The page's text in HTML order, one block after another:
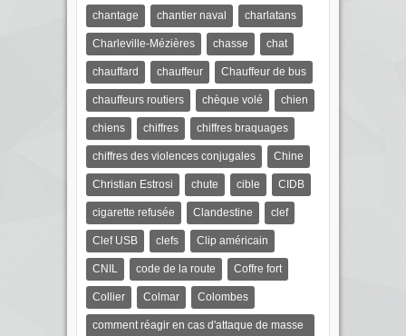
chantage chantier naval charlatans
Charleville-Mézières chasse chat
chauffard chauffeur Chauffeur de bus
chauffeurs routiers chèque volé chien
chiens chiffres chiffres braquages
chiffres des violences conjugales Chine
Christian Estrosi chute cible CIDB
cigarette refusée Clandestine clef
Clef USB clefs Clip américain
CNIL code de la route Coffre fort
Collier Colmar Colombes
comment réagir en cas d'attaque de masse